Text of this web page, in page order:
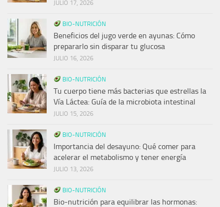
JULIO 17, 2026
BIO-NUTRICIÓN
Beneficios del jugo verde en ayunas: Cómo
prepararlo sin disparar tu glucosa
JULIO 16, 2026
BIO-NUTRICIÓN
Tu cuerpo tiene más bacterias que estrellas la
Vía Láctea: Guía de la microbiota intestinal
JULIO 15, 2026
BIO-NUTRICIÓN
Importancia del desayuno: Qué comer para
acelerar el metabolismo y tener energía
JULIO 13, 2026
BIO-NUTRICIÓN
Bio-nutrición para equilibrar las hormonas: